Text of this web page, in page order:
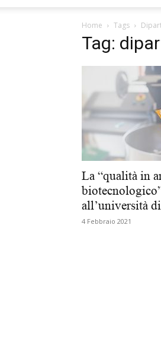
Home Tags
Tag:
La “qualità in
all’università
4 Febbraio 2021